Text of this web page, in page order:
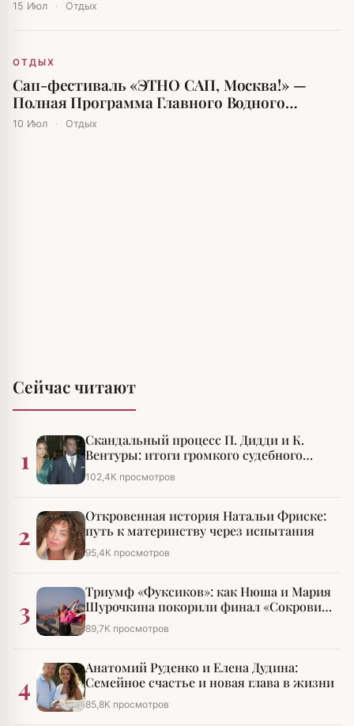
15 Июл · Отдых
ОТДЫХ
Сап-фестиваль «ЭТНО САП, Москва!» —
Полная Программа Главного Водного
Праздника Лета
10 Июл · Отдых
Сейчас читают
1
Скандальный процесс П. Дидди и К.
Вентуры: итоги громкого судебного
разбирательства
102,4К просмотров
2
Откровенная история Натальи Фриске:
путь к материнству через испытания
95,4К просмотров
3
Триумф «Фуксиков»: как Нюша и Мария
Шурочкина покорили финал «Сокровищ
императора»
89,7К просмотров
4
Анатомий Руденко и Елена Дудина:
Семейное счастье и новая глава в жизни
85,8К просмотров